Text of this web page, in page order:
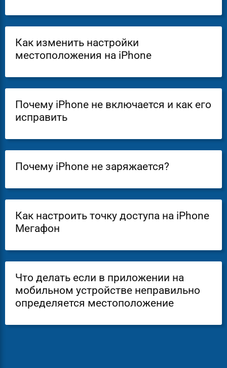
Как изменить настройки
местоположения на iPhone
Почему iPhone не включается и как его
исправить
Почему iPhone не заряжается?
Как настроить точку доступа на iPhone
Мегафон
Что делать если в приложении на
мобильном устройстве неправильно
определяется местоположение